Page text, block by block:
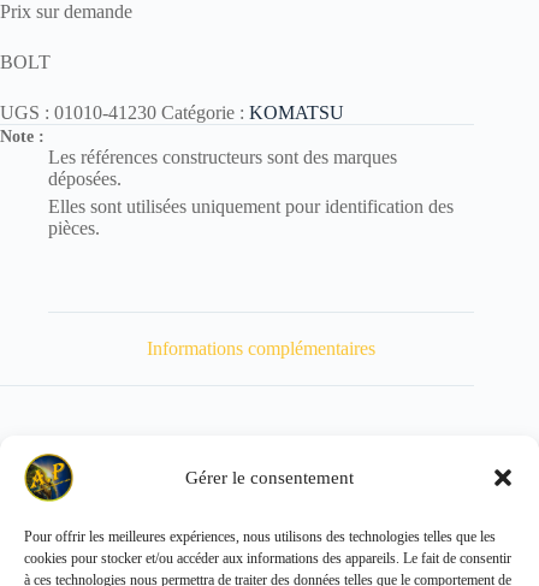
Gérer le consentement
Pour offrir les meilleures expériences, nous utilisons des technologies telles que les
cookies pour stocker et/ou accéder aux informations des appareils. Le fait de consentir
à ces technologies nous permettra de traiter des données telles que le comportement de
Prix sur demande
BOLT
UGS : 01010-41230 Catégorie : KOMATSU
Note :
Les références constructeurs sont des marques
déposées.
Elles sont utilisées uniquement pour identification des
pièces.
Informations complémentaires
Poids 43 kg
Copyright © 2026 - ALL PARTS FRANCE SAS